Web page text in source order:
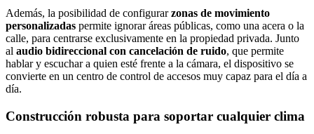
Además, la posibilidad de configurarzonas de movimiento
personalizadas permite ignorar áreas públicas, como una acera o la
calle, para centrarse exclusivamente en la propiedad privada. Junto
al audio bidireccional con cancelación de ruido, que permite
hablar y escuchar a quien esté frente a la cámara, el dispositivo se
convierte en un centro de control de accesos muy capaz para el día a
día.
Construcción robusta para soportar cualquier clima